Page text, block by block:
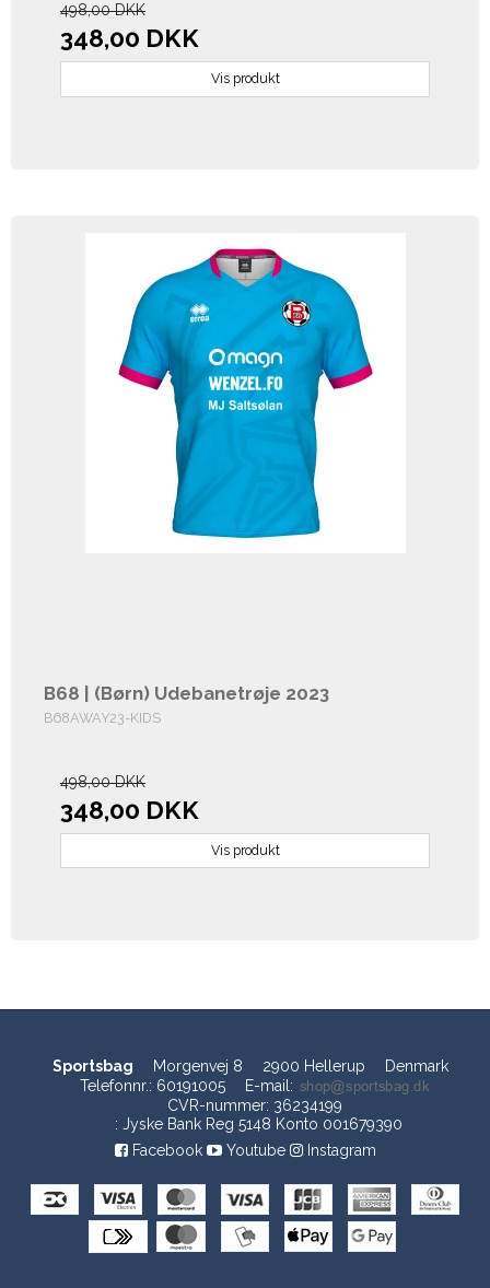
498,00 DKK
348,00 DKK
Vis produkt
B68 | (Børn) Udebanetrøje 2023
B68AWAY23-KIDS
498,00 DKK
348,00 DKK
Vis produkt
Sportsbag Morgenvej 8 2900 Hellerup
Denmark
Telefonnr.: 60191005 E-mail :
CVR-nummer: 36234199
: Jyske Bank Reg 5148 Konto 001679390
Facebook
Youtube Instagram